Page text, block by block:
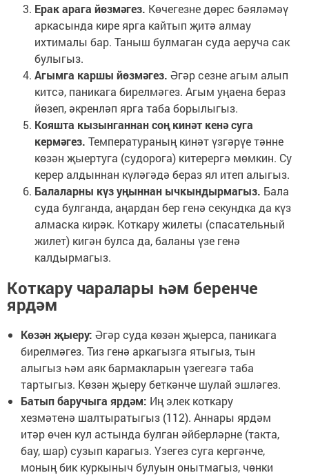
Ерак арага йөзмәгез. Көчегезне дөрес бәяләмәү
аркасында кире ярга кайтып җитә алмау
ихтималы бар. Таныш булмаган суда аеруча сак
булыгыз.
Агымга каршы йөзмәгез. Әгәр сезне агым алып
китсә, паникага бирелмәгез. Агым уңаена бераз
йөзеп, әкренләп ярга таба борылыгыз.
Кояшта кызынганнан соң кинәт кенә суга
кермәгез. Температураның кинәт үзгәрүе тәнне
көзән җыертуга (судорога) китерергә мөмкин. Су
керер алдыннан күләгәдә бераз ял итеп алыгыз.
Балаларны күз уңыннан ычкындырмагыз. Бала
суда булганда, аңардан бер генә секундка да күз
алмаска кирәк. Коткару жилеты (спасательный
жилет) кигән булса да, баланы үзе генә
калдырмагыз.
Коткару чаралары һәм беренче
ярдәм
Көзән җыеру: Әгәр суда көзән җыерса, паникага
бирелмәгез. Тиз генә аркагызга ятыгыз, тын
алыгыз һәм аяк бармакларын үзегезгә таба
тартыгыз. Көзән җыеру беткәнче шулай эшләгез.
Батып баручыга ярдәм: Иң элек коткару
хезмәтенә шалтыратыгыз (112). Аннары ярдәм
итәр өчен кул астында булган әйберләрне (такта,
бау, шар) сузып карагыз. Үзегез суга кергәнче,
моның бик куркыныч булуын онытмагыз, чөнки